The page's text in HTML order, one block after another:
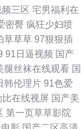
三区 宅男福利在
密臀 疯狂少妇喷
草草草 97狠狠插
91日逼视频 国产
腿丝袜在线观看 国
韩伦理片 91色爱
比在线视屏 国产美
第一页草草影院